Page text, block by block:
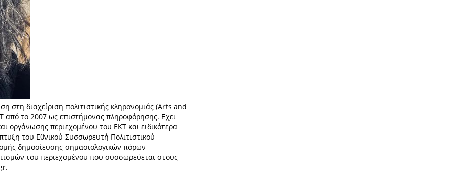
στη διαχείριση πολιτιστικής κληρονομιάς (Arts and
από το 2007 ως επιστήμονας πληροφόρησης. Εχει
οργάνωσης περιεχομένου του ΕΚΤ και ειδικότερα
του Εθνικού Συσσωρευτή Πολιτιστικού
δημοσίευσης σημασιολογικών πόρων
του περιεχομένου που συσσωρεύεται στους